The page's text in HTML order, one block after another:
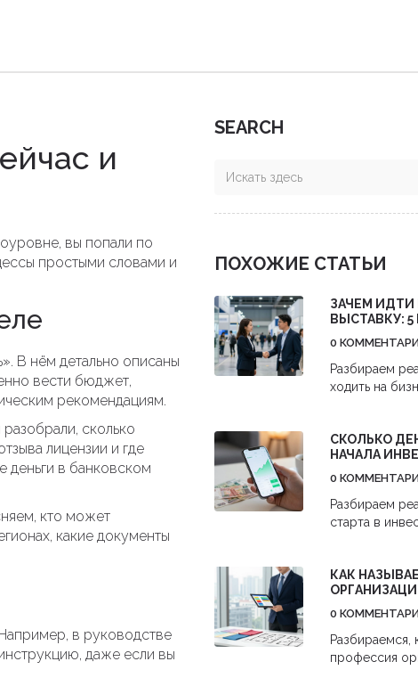
и
вы попали по
простыми словами и
В нём детально описаны
вести бюджет,
рекомендациям.
сколько
лицензии и где
деньги в банковском
кто может
какие документы
в руководстве
даже если вы
SEARCH
ПОХОЖИЕ СТАТЬИ
ЗАЧЕМ ИДТИ
ВЫСТАВКУ:
0
Разбираем
ходить на
советы, как
пользы и
СКОЛЬКО
НАЧАЛА
СТРАТЕГИИ
0
Разбираем
старта в
рублей,避开
использовать
КАК
0
Разбираемся,
профессия